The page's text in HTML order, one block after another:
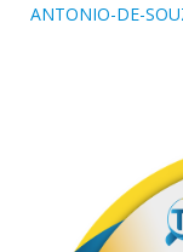
ANTONIO-DE-